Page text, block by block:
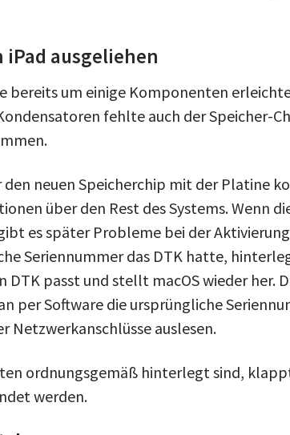
iPad ausgeliehen
bereits um einige Komponenten
fehlte auch der Speicher-
den neuen Speicherchip mit der Platine
über den Rest des Systems. Wenn
es später Probleme bei der
Seriennummer das DTK hatte,
DTK passt und stellt macOS wieder her.
per Software die ursprüngliche
Netzwerkanschlüsse auslesen.
ordnungsgemäß hinterlegt sind,
werden.